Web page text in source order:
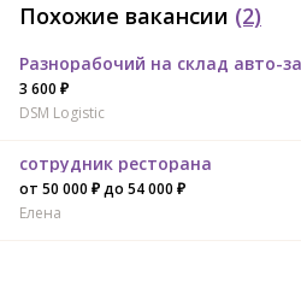
Похожие вакансии (2)
Разнорабочий на склад авто-
3 600 ₽
DSM Logistic
сотрудник ресторана
от 50 000 ₽ до 54 000 ₽
Елена